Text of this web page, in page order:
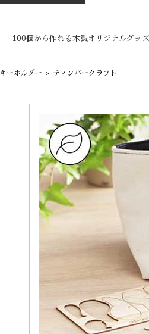
100個から作れる木製オリジナルグッ
キーホルダー > ティンバークラフト